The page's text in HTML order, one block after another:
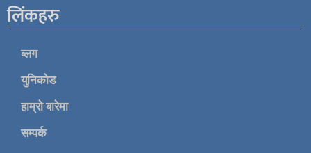
लिंकहरु
ब्लग
युनिकोड
हाम्रो बारेमा
सम्पर्क